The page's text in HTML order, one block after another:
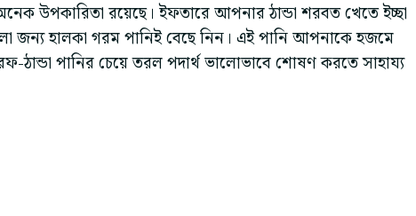
উপকারিতা রয়েছে। ইফতারে আপনার ঠান্ডা শরবত খেতে ইচ্ছা
জন্য হালকা গরম পানিই বেছে নিন। এই পানি আপনাকে হজমে
ঠান্ডা পানির চেয়ে তরল পদার্থ ভালোভাবে শোষণ করতে সাহায্য